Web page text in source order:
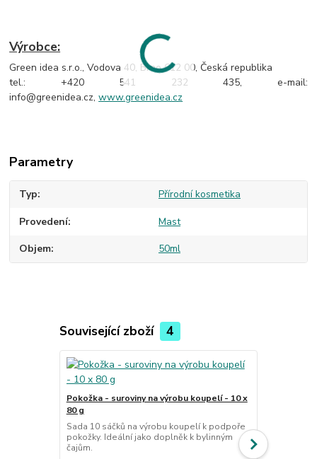
Výrobce:
Green idea s.r.o., Vodova 40, Brno 612 00, Česká republika
tel.: +420 541 232 435, e-mail:
info@greenidea.cz,www.greenidea.cz
Parametry
Typ Přírodní kosmetika
Provedení Mast
Objem 50ml
Související zboží 4
Pokožka - suroviny na výrobu koupelí - 10 x
80 g
Sada 10 sáčků na výrobu koupelí k podpoře
pokožky. Ideální jako doplněk k bylinným
čajům.